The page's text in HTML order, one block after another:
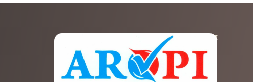
AFILIASI